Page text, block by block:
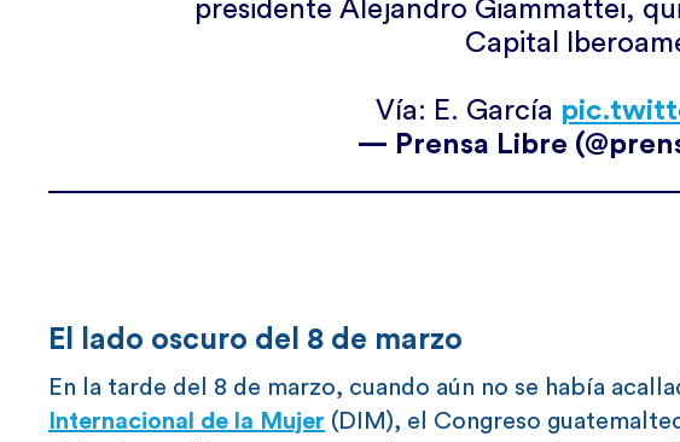
presidente Alejandro Giammattei,
Capital
Vía: E. García
— Prensa Libre
El lado oscuro del 8 de marzo
En la tarde del 8 de marzo, cuando aún no se había
Internacional de la Mujer (DIM), el Congreso